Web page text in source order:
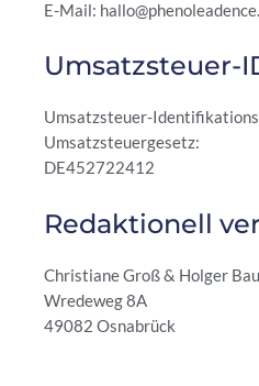
E-Mail:
Umsatzsteuer-
Umsatzsteuer-
Umsatzsteuergesetz:
DE452722412
Redaktionell
Christiane Groß & Holger
Wredeweg 8A
49082 Osnabrück